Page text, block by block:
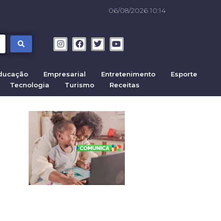
06/08/2026 10:14
Empresarial Entretenimento
Esporte
Tecnologia Turismo Receitas